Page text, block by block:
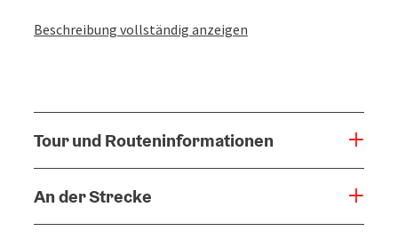
Beschreibung vollständig anzeigen
Tour und Routeninformationen
An der Strecke